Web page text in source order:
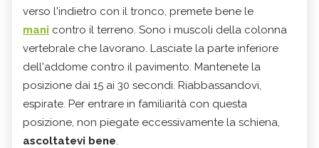
verso l'indietro con il tronco, premete bene le
mani contro il terreno. Sono i muscoli della colonna
vertebrale che lavorano. Lasciate la parte inferiore
dell'addome contro il pavimento. Mantenete la
posizione dai 15 ai 30 secondi. Riabbassandovi,
espirate. Per entrare in familiarità con questa
posizione, non piegate eccessivamente la schiena,
ascoltatevi bene.